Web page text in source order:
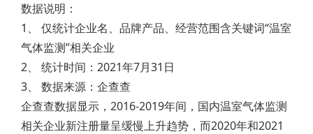
数据说明：
1、 仅统计企业名、品牌产品、经营范围含关键词“温室
气体监测”相关企业
2、 统计时间：2021年7月31日
3、 数据来源：企查查
企查查数据显示，2016-2019年间，国内温室气体监测
相关企业新注册量呈缓慢上升趋势，而2020年和2021